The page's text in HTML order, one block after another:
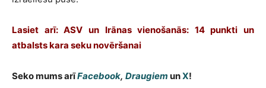
Lasiet arī: ASV un Irānas vienošanās: 14 punkti un
atbalsts kara seku novēršanai
Seko mums arīFacebook, Draugiem unX!